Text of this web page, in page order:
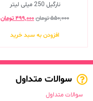
نارگیل 250 میلی لیتر
۵۵۰,۰۰۰تومان۴۹۹,۰۰۰تومان
افزودن به سبد خرید
سوالات متداول
سوالات متداول